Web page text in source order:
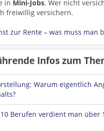
in Mini-Jobs. Wer nicht
freiwillig versichern.
zur Rente – was muss man
Infos zum
Warum eigentlich
Berufen verdient man über